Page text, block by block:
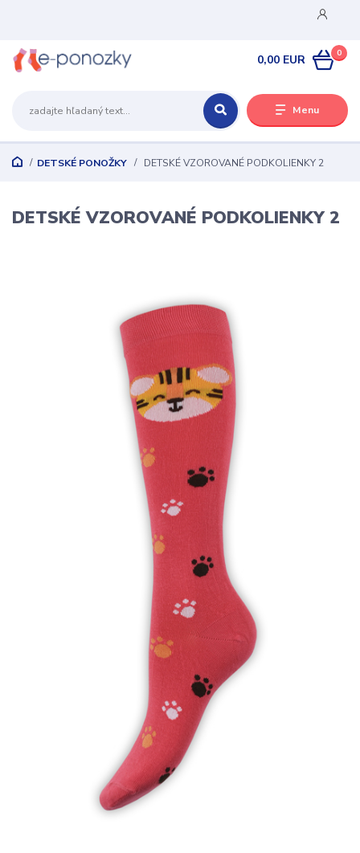
Menu
0
0,00 EUR
DETSKÉ PONOŽKY DETSKÉ VZOROVANÉ PODKOLIENKY 2
DETSKÉ VZOROVANÉ PODKOLIENKY 2